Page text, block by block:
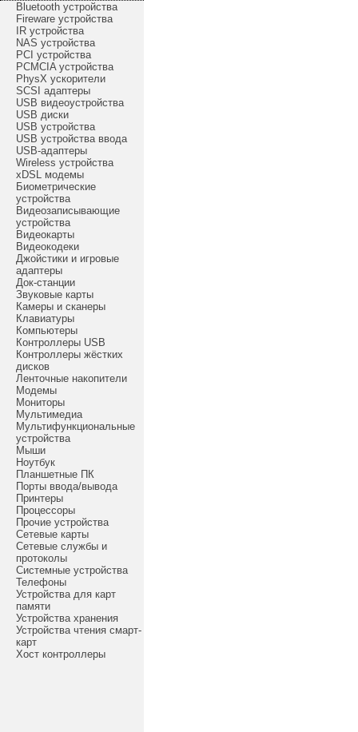
Bluetooth устройства
Fireware устройства
IR устройства
NAS устройства
PCI устройства
PCMCIA устройства
PhysX ускорители
SCSI адаптеры
USB видеоустройства
USB диски
USB устройства
USB устройства ввода
USB-адаптеры
Wireless устройства
xDSL модемы
Биометрические
устройства
Видеозаписывающие
устройства
Видеокарты
Видеокодеки
Джойстики и игровые
адаптеры
Док-станции
Звуковые карты
Камеры и сканеры
Клавиатуры
Компьютеры
Контроллеры USB
Контроллеры жёстких
дисков
Ленточные накопители
Модемы
Мониторы
Мультимедиа
Мультифункциональные
устройства
Мыши
Ноутбук
Планшетные ПК
Порты ввода/вывода
Принтеры
Процессоры
Прочие устройства
Сетевые карты
Сетевые службы и
протоколы
Системные устройства
Телефоны
Устройства для карт
памяти
Устройства хранения
Устройства чтения смарт-
карт
Хост контроллеры